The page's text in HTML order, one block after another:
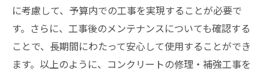
に考慮して、予算内での工事を実現することが必要で
す。さらに、工事後のメンテナンスについても確認する
ことで、長期間にわたって安心して使用することができ
ます。以上のように、コンクリートの修理・補強工事を